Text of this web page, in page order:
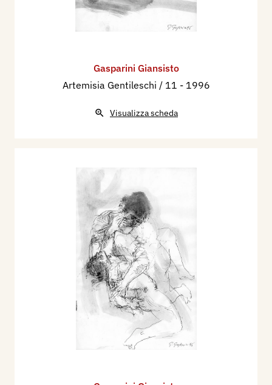
Gasparini Giansisto
Artemisia Gentileschi / 11 - 1996
Visualizza scheda